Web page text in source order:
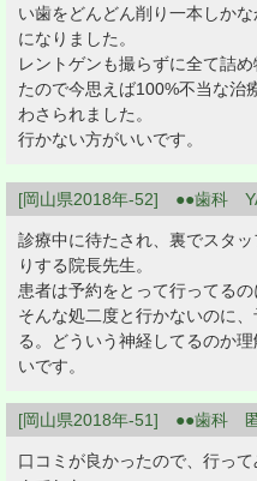
い歯をどんどん削り一本しか
になりました。
レントゲンも撮らずに全て詰
たので今思えば100%不当な治
わさられました。
行かない方がいいです。
[岡山県2018年-52] ●●歯科
診療中に待たされ、裏でスタ
りする院長先生。
患者は予約をとって行ってるの
そんな処二度と行かないのに
る。どういう神経してるのか
いです。
[岡山県2018年-51] ●●歯科
口コミが良かったので、行っ